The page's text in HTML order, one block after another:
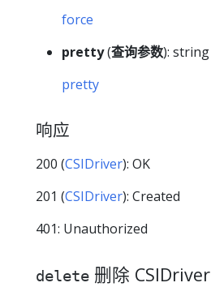
force
pretty(查询参数): string
pretty
响应
200 (CSIDriver): OK
201 (CSIDriver): Created
401: Unauthorized
delete 删除 CSIDriver